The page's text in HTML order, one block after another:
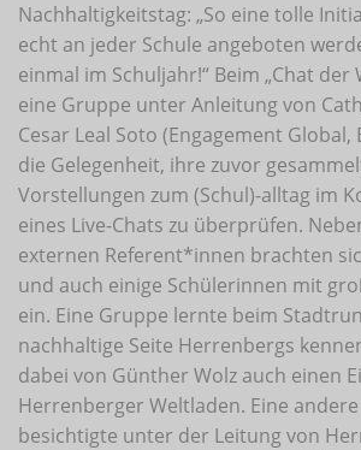
Nachhaltigkeitstag: „So eine tolle
echt an jeder Schule angeboten
einmal im Schuljahr!“ Beim „Chat der
eine Gruppe unter Anleitung von
Cesar Leal Soto (Engagement Global,
die Gelegenheit, ihre zuvor
Vorstellungen zum (Schul)-alltag im
eines Live-Chats zu überprüfen.
externen Referent*innen brachten
und auch einige Schülerinnen mit
ein. Eine Gruppe lernte beim
nachhaltige Seite Herrenbergs
dabei von Günther Wolz auch einen
Herrenberger Weltladen. Eine
besichtigte unter der Leitung von